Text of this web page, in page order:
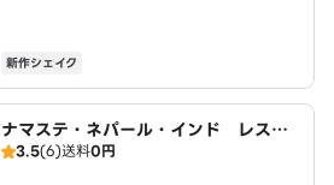
新作シェイク
ナマステ・ネパール・インド レスト
ラン
3.5(6)送料0円